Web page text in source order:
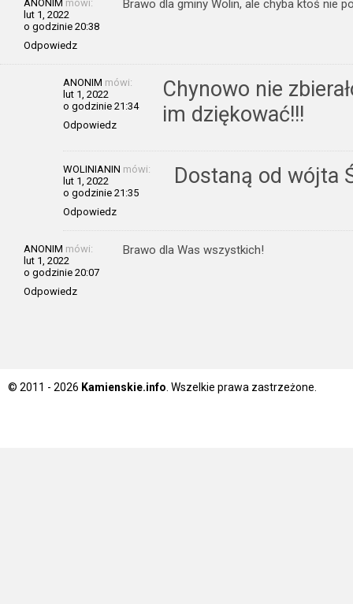
ANONIM mówi:
lut 1, 2022
o godzinie 20:38
Odpowiedz
Brawo dla gminy Wolin, ale chyba ktoś nie
ANONIM mówi:
lut 1, 2022
o godzinie 21:34
Odpowiedz
Chynowo nie
im dziękować!!!
WOLINIANIN mówi:
lut 1, 2022
o godzinie 21:35
Odpowiedz
Dostaną od wójta
ANONIM mówi:
lut 1, 2022
o godzinie 20:07
Odpowiedz
Brawo dla Was wszystkich!
© 2011 - 2026 Kamienskie.info . Wszelkie prawa zastrzeżone.